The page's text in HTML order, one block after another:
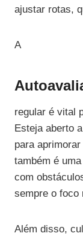
ajustar rotas,
A
regular é vital
Esteja aberto
para
também é
com
sempre o foco
Além disso,